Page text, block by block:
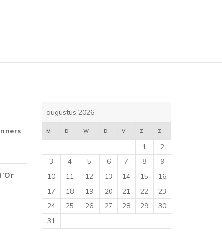
augustus 2026
M D W D V Z Z
1
2
3
4 5 6 7 8
9
10
11 12 13 14 15
16
17
18 19 20 21 22
23
24
25 26 27 28 29
30
31